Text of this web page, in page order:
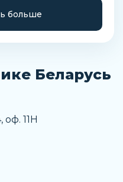
больше
Беларусь
11H